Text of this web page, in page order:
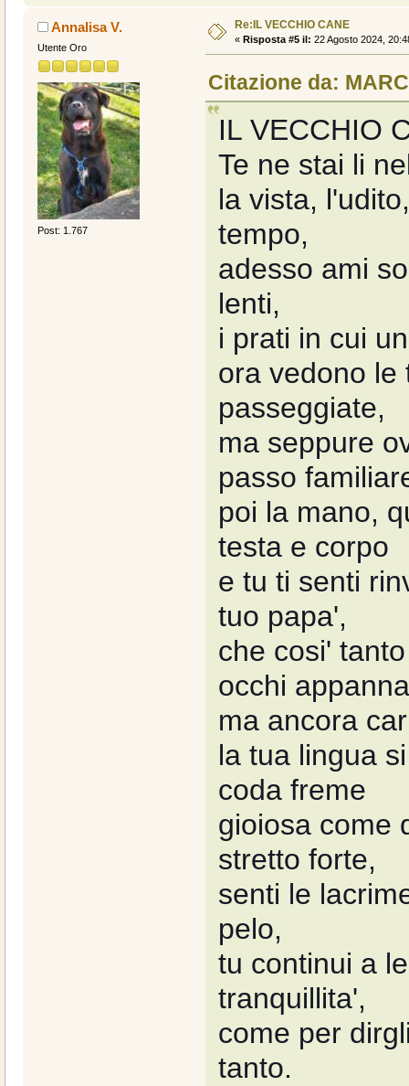
Annalisa V.
Utente Oro
Post: 1.767
Re:IL VECCHIO CANE
« Risposta #5 il: 22 Agosto 2024,
Citazione da:
IL VECCHIO
Te ne stai li
la vista,
tempo,
adesso ami
lenti,
i prati in cui
ora vedono le
passeggiate,
ma seppure
passo
poi la mano,
testa e corpo
e tu ti senti
tuo papa',
che cosi'
occhi
ma ancora
la tua lingua
coda freme
gioiosa come
stretto forte,
senti le
pelo,
tu continui a
tranquillita',
come per
tanto.